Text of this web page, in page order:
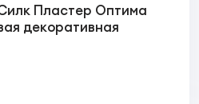
Пластер Оптима
декоративная